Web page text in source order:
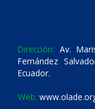
Dirección: Av.
Fernández
Ecuador.
Web: